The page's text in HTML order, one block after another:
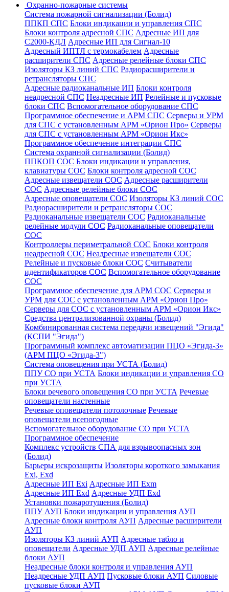
Охранно-пожарные системы
Система пожарной сигнализации (Болид)
ППКП СПС Блоки индикации и управления СПС
Блоки контроля адресной СПС Адресные ИП для
С2000-КДЛ Адресные ИП для Сигнал-10
Адресный ИПТЛ с термокабелем Адресные
расширители СПС Адресные релейные блоки СПС
Изоляторы КЗ линий СПС Радиорасширители и
ретрансляторы СПС
Адресные радиоканальные ИП Блоки контроля
неадресной СПС Неадресные ИП Релейные и пусковые
блоки СПС Вспомогательное оборудование СПС
Программное обеспечение и АРМ СПС Серверы и УРМ
для СПС с установленным АРМ «Орион Про» Серверы
для СПС с установленным АРМ «Орион Икс»
Программное обеспечение интеграции СПС
Система охранной сигнализации (Болид)
ППКОП СОС Блоки индикации и управления,
клавиатуры СОС Блоки контроля адресной СОС
Адресные извещатели СОС Адресные расширители
СОС Адресные релейные блоки СОС
Адресные оповещатели СОС Изоляторы КЗ линий СОС
Радиорасширители и ретрансляторы СОС
Радиоканальные извещатели СОС Радиоканальные
релейные модули СОС Радиоканальные оповещатели
СОС
Контроллеры периметральной СОС Блоки контроля
неадресной СОС Неадресные извещатели СОС
Релейные и пусковые блоки СОС Считыватели
идентификаторов СОС Вспомогательное оборудование
СОС
Программное обеспечение для АРМ СОС Серверы и
УРМ для СОС с установленным АРМ «Орион Про»
Серверы для СОС с установленным АРМ «Орион Икс»
Средства централизованной охраны (Болид)
Комбинированная система передачи извещений "Эгида"
(КСПИ "Эгида")
Программный комплекс автоматизации ПЦО «Эгида-3»
(АРМ ПЦО «Эгида-3")
Система оповещения при УСТА (Болид)
ППУ СО при УСТА Блоки индикации и управления СО
при УСТА
Блоки речевого оповещения СО при УСТА Речевые
оповещатели настенные
Речевые оповещатели потолочные Речевые
оповещатели всепогодные
Вспомогательное оборудование СО при УСТА
Программное обеспечение
Комплекс устройств СПА для взрывоопасных зон
(Болид)
Барьеры искрозащиты Изоляторы короткого замыкания
Exi, Exd
Адресные ИП Exi Адресные ИП Exm
Адресные ИП Exd Адресные УДП Exd
Установки пожаротушения (Болид)
ППУ АУП Блоки индикации и управления АУП
Адресные блоки контроля АУП Адресные расширители
АУП
Изоляторы КЗ линий АУП Адресные табло и
оповещатели Адресные УДП АУП Адресные релейные
блоки АУП
Неадресные блоки контроля и управления АУП
Неадресные УДП АУП Пусковые блоки АУП Силовые
пусковые блоки АУП